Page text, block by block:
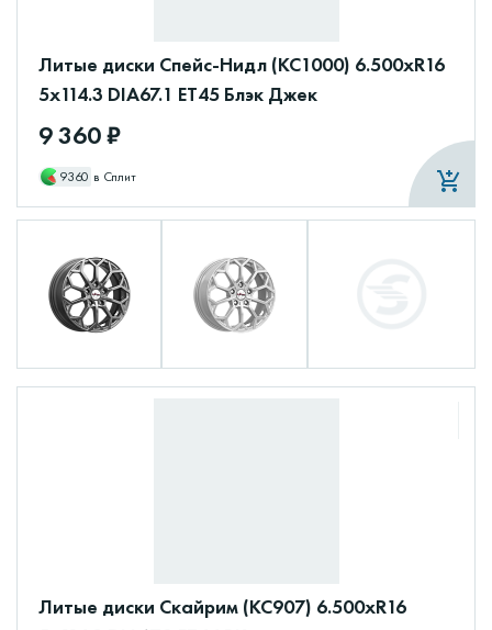
Литые диски Спейс-Нидл (КС1000) 6.500xR16
5x114.3 DIA67.1 ET45 Блэк Джек
9 360 ₽
9360 в Сплит
Литые диски Скайрим (КС907) 6.500xR16